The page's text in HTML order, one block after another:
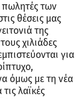
πωλητές των
θέσεις μας
της
χιλιάδες
για
όμως με τη νέα
λαϊκές